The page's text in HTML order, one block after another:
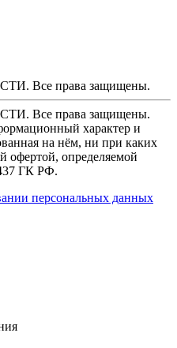
Все права защищены.
Все права защищены.
характер и
на нём, ни при каких
офертой, определяемой
ГК РФ.
персональных данных